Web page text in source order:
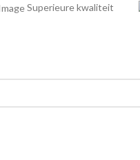
Superieure kwaliteit